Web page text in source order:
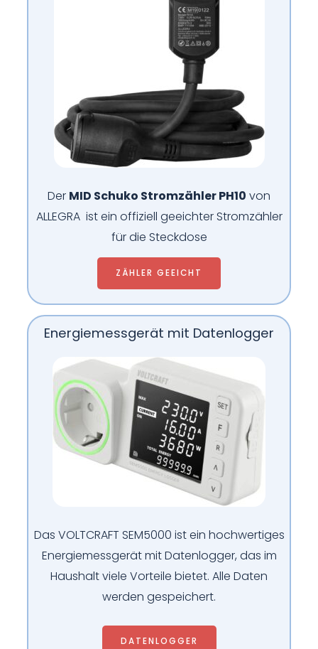
Der MID Schuko Stromzähler PH10 von
ALLEGRA ist ein offiziell geeichter Stromzähler
für die Steckdose
ZÄHLER GEEICHT
Energiemessgerät mit Datenlogger
Das VOLTCRAFT SEM5000 ist ein hochwertiges
Energiemessgerät mit Datenlogger, das im
Haushalt viele Vorteile bietet. Alle Daten
werden gespeichert.
DATENLOGGER